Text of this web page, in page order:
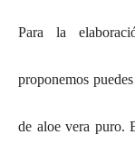
Para la
proponemos
de aloe vera puro.